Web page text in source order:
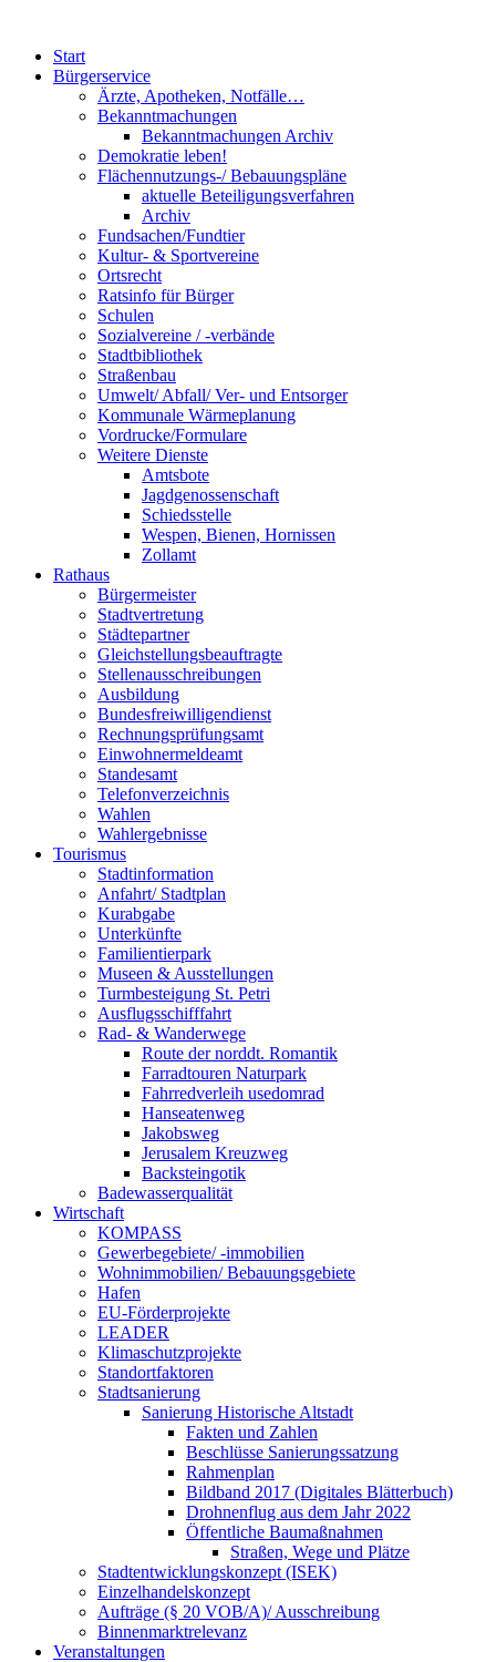
Start
Bürgerservice
Ärzte, Apotheken, Notfälle…
Bekanntmachungen
Bekanntmachungen Archiv
Demokratie leben!
Flächennutzungs-/ Bebauungspläne
aktuelle Beteiligungsverfahren
Archiv
Fundsachen/Fundtier
Kultur- & Sportvereine
Ortsrecht
Ratsinfo für Bürger
Schulen
Sozialvereine / -verbände
Stadtbibliothek
Straßenbau
Umwelt/ Abfall/ Ver- und Entsorger
Kommunale Wärmeplanung
Vordrucke/Formulare
Weitere Dienste
Amtsbote
Jagdgenossenschaft
Schiedsstelle
Wespen, Bienen, Hornissen
Zollamt
Rathaus
Bürgermeister
Stadtvertretung
Städtepartner
Gleichstellungsbeauftragte
Stellenausschreibungen
Ausbildung
Bundesfreiwilligendienst
Rechnungsprüfungsamt
Einwohnermeldeamt
Standesamt
Telefonverzeichnis
Wahlen
Wahlergebnisse
Tourismus
Stadtinformation
Anfahrt/ Stadtplan
Kurabgabe
Unterkünfte
Familientierpark
Museen & Ausstellungen
Turmbesteigung St. Petri
Ausflugsschifffahrt
Rad- & Wanderwege
Route der norddt. Romantik
Farradtouren Naturpark
Fahrredverleih usedomrad
Hanseatenweg
Jakobsweg
Jerusalem Kreuzweg
Backsteingotik
Badewasserqualität
Wirtschaft
KOMPASS
Gewerbegebiete/ -immobilien
Wohnimmobilien/ Bebauungsgebiete
Hafen
EU-Förderprojekte
LEADER
Klimaschutzprojekte
Standortfaktoren
Stadtsanierung
Sanierung Historische Altstadt
Fakten und Zahlen
Beschlüsse Sanierungssatzung
Rahmenplan
Bildband 2017 (Digitales Blätterbuch)
Drohnenflug aus dem Jahr 2022
Öffentliche Baumaßnahmen
Straßen, Wege und Plätze
Stadtentwicklungskonzept (ISEK)
Einzelhandelskonzept
Aufträge (§ 20 VOB/A)/ Ausschreibung
Binnenmarktrelevanz
Veranstaltungen